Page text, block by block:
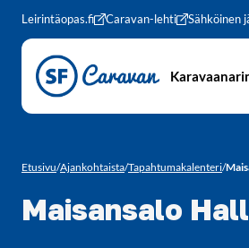
Siirry sivun sisältöön
Leirintäopas.fi Caravan-lehti Sähköinen
Etusivu/Ajankohtaista/Tapahtumakalenteri/
Maisansalo